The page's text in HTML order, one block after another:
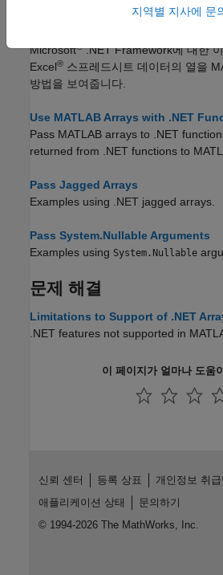
Microsoft®.NET Framework에 대한
Excel® 스프레드시트 데이터의 열을
방법을 보여줍니다.
Use MATLAB Arrays with .NET
Pass MATLAB arrays to .NET
returned from .NET functions to
Pass Jagged Arrays
Examples using .NET jagged arrays.
Pass System.Nullable Arguments
Examples using System.Nullable
문제 해결
Limitations to Support of .NET
.NET features not supported in
이 페이지가 얼마나 도움
지역별 지사에 문
신뢰 센터 등록 상표 개인정보 취급
애플리케이션 상태
문의하기
© 1994-2026 The MathWorks, Inc.